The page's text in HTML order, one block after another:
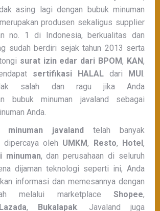
asing lagi dengan bubuk minuman
produsen sekaligus supplier
no. 1 di Indonesia, berkualitas dan
sudah berdiri sejak tahun 2013 serta
surat izin edar dari BPOM, KAN,
sertifikasi HALAL dari MUI.
salah dan ragu jika Anda
bubuk minuman javaland sebagai
Anda.
minuman javaland telah banyak
dipercaya oleh UMKM, Resto, Hotel,
minuman, dan perusahaan di seluruh
dijaman teknologi seperti ini, Anda
informasi dan memesannya dengan
melalui marketplace Shopee,
Lazada, Bukalapak. Javaland juga